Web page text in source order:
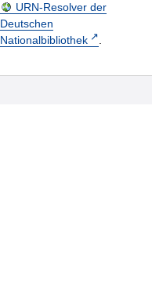
URN-Resolver der
Deutschen
Nationalbibliothek
.